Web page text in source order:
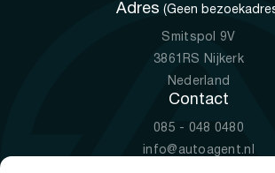
Adres (Geen
Smitspol 9V
3861RS Nijkerk
Nederland
Contact
085 - 048 0480
info@autoagent.nl